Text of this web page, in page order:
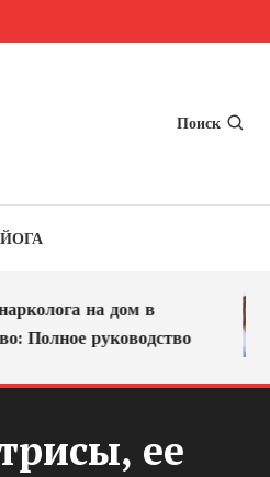
Поиск
на дом в
руководство
ее